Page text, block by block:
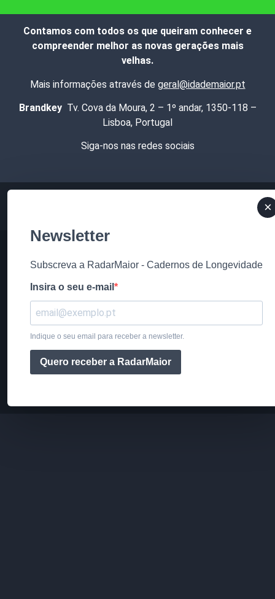
Contamos com todos os que queiram conhecer e
compreender melhor as novas gerações mais
velhas.
Mais informações através de geral@idademaior.pt
Brandkey Tv. Cova da Moura, 2 – 1º andar, 1350-118 –
Lisboa, Portugal
Siga-nos nas redes sociais
×
Newsletter
Subscreva a RadarMaior - Cadernos de Longevidade
Insira o seu e-mail
Indique o seu email para receber a newsletter.
Quero receber a RadarMaior